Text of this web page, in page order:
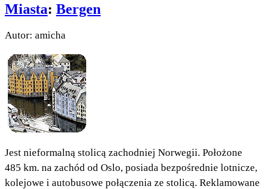
Miasta: Bergen
Autor: amicha
Jest nieformalną stolicą zachodniej Norwegii. Położone
485 km. na zachód od Oslo, posiada bezpośrednie lotnicze,
kolejowe i autobusowe połączenia ze stolicą. Reklamowane